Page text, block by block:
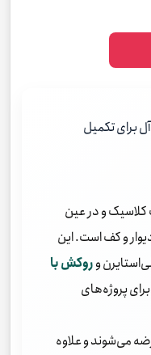
ایده‌آل برای تکمیل
و در عین
و کف است. این
وروکش با
پروژه‌های
می‌شوند و علاوه